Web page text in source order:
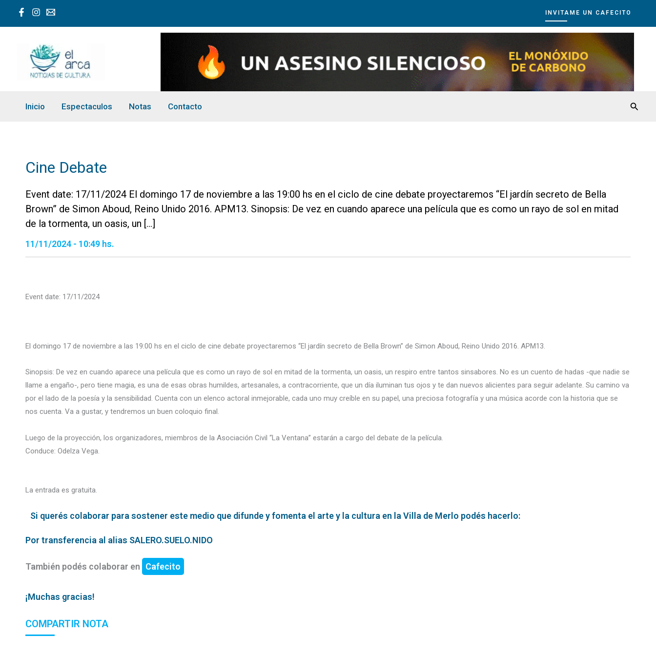
INVITAME UN CAFECITO
Inicio Espectaculos Notas Contacto
Cine Debate
Event date: 17/11/2024 El domingo 17 de noviembre a las 19:00 hs en el ciclo de cine debate proyectaremos “El jardín secreto de Bella
Brown” de Simon Aboud, Reino Unido 2016. APM13. Sinopsis: De vez en cuando aparece una película que es como un rayo de sol en mitad
de la tormenta, un oasis, un […]
11/11/2024 - 10:49 hs.
Event date: 17/11/2024
El domingo 17 de noviembre a las 19:00 hs en el ciclo de cine debate proyectaremos “El jardín secreto de Bella Brown” de Simon Aboud, Reino Unido 2016. APM13.
Sinopsis: De vez en cuando aparece una película que es como un rayo de sol en mitad de la tormenta, un oasis, un respiro entre tantos sinsabores. No es un cuento de hadas -que nadie se
llame a engaño-, pero tiene magia, es una de esas obras humildes, artesanales, a contracorriente, que un día iluminan tus ojos y te dan nuevos alicientes para seguir adelante. Su camino va
por el lado de la poesía y la sensibilidad. Cuenta con un elenco actoral inmejorable, cada uno muy creíble en su papel, una preciosa fotografía y una música acorde con la historia que se
nos cuenta. Va a gustar, y tendremos un buen coloquio final.
Luego de la proyección, los organizadores, miembros de la Asociación Civil “La Ventana” estarán a cargo del debate de la película.
Conduce: Odelza Vega.
La entrada es gratuita.
Si querés colaborar para sostener este medio que difunde y fomenta el arte y la cultura en la Villa de Merlo podés hacerlo:
Por transferencia al alias SALERO.SUELO.NIDO
También podés colaborar en Cafecito
¡Muchas gracias!
COMPARTIR NOTA